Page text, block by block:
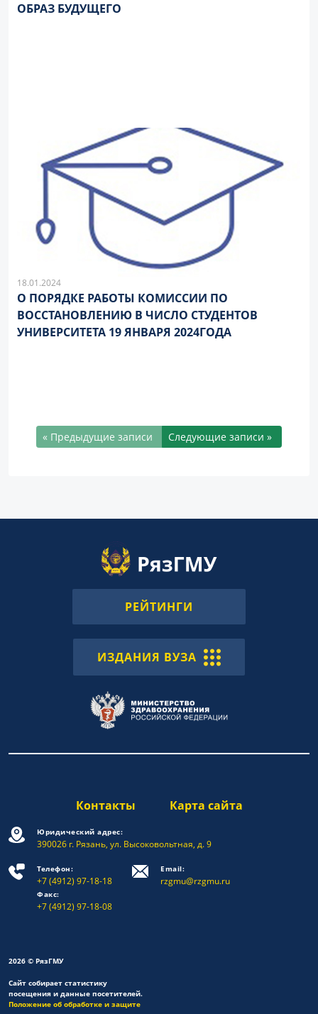
ОБРАЗ БУДУЩЕГО
18.01.2024
О ПОРЯДКЕ РАБОТЫ КОМИССИИ ПО
ВОССТАНОВЛЕНИЮ В ЧИСЛО СТУДЕНТОВ
УНИВЕРСИТЕТА 19 ЯНВАРЯ 2024ГОДА
« Предыдущие записи Следующие записи »
РЕЙТИНГИ
ИЗДАНИЯ ВУЗА
Контакты Карта сайта
Юридический адрес:
390026 г. Рязань, ул. Высоковольтная, д. 9
Телефон:
+7 (4912) 97-18-18
Факс:
+7 (4912) 97-18-08
Email:
rzgmu@rzgmu.ru
2026 © РязГМУ
Сайт собирает статистику
посещения и данные посетителей.
Положение об обработке и защите